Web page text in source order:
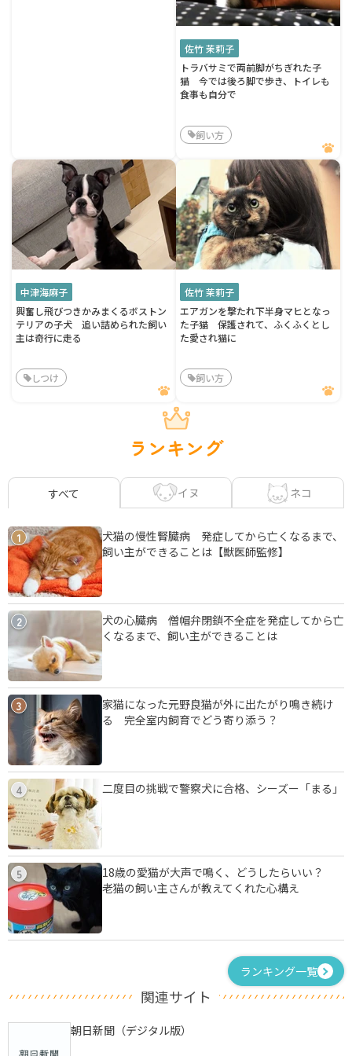
佐竹 茉莉子
トラバサミで両前脚がちぎれた子
猫 今では後ろ脚で歩き、トイレも
食事も自分で
飼い方
中津海麻子
興奮し飛びつきかみまくるボストン
テリアの子犬 追い詰められた飼い
主は奇行に走る
しつけ
佐竹 茉莉子
エアガンを撃たれ下半身マヒとなっ
た子猫 保護されて、ふくふくとし
た愛され猫に
飼い方
ランキング
すべて イヌ ネコ
1
犬猫の慢性腎臓病 発症してから亡くなるまで、
飼い主ができることは【獣医師監修】
2
犬の心臓病 僧帽弁閉鎖不全症を発症してから亡
くなるまで、飼い主ができることは
3
家猫になった元野良猫が外に出たがり鳴き続け
る 完全室内飼育でどう寄り添う？
4 二度目の挑戦で警察犬に合格、シーズー「まる」
5
18歳の愛猫が大声で鳴く、どうしたらいい？
老猫の飼い主さんが教えてくれた心構え
ランキング一覧
関連サイト
朝日新聞（デジタル版）